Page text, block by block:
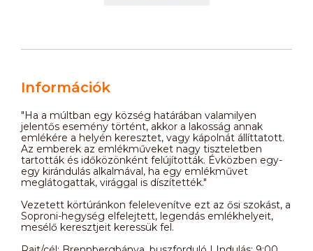
Információk
"Ha a múltban egy község határában valamilyen
jelentős esemény történt, akkor a lakosság annak
emlékére a helyén keresztet, vagy kápolnát állíttatott.
Az emberek az emlékműveket nagy tiszteletben
tartották és időközönként felújították. Évközben egy-
egy kirándulás alkalmával, ha egy emlékművet
meglátogattak, virággal is díszítették."
Vezetett körtúránkon felelevenítve ezt az ősi szokást, a
Soproni-hegység elfelejtett, legendás emlékhelyeit,
mesélő keresztjeit keressük fel.